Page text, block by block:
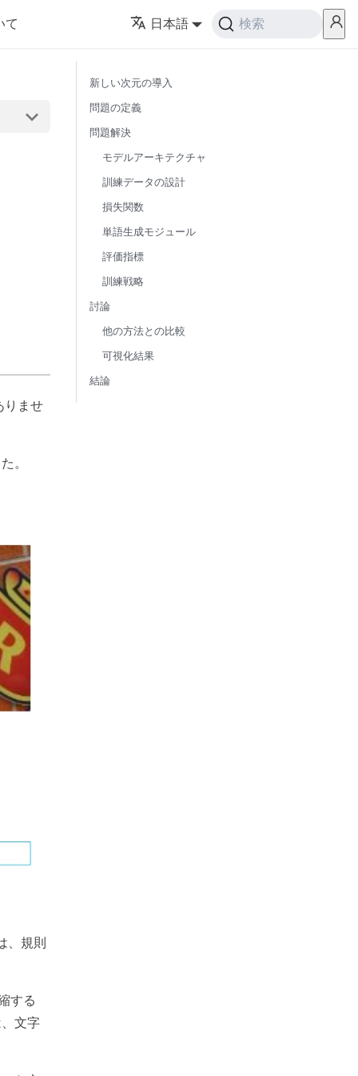
て 日本語 検索
りませ
。
、規則
する
文字
新しい次元の導入
問題の定義
問題解決
モデルアーキテクチャ
訓練データの設計
損失関数
単語生成モジュール
評価指標
訓練戦略
討論
他の方法との比較
可視化結果
結論